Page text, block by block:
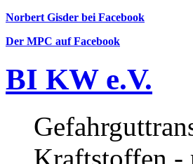
Norbert Gisder bei Facebook
Der MPC auf Facebook
BI KW e.V.
Kraftstoffen -